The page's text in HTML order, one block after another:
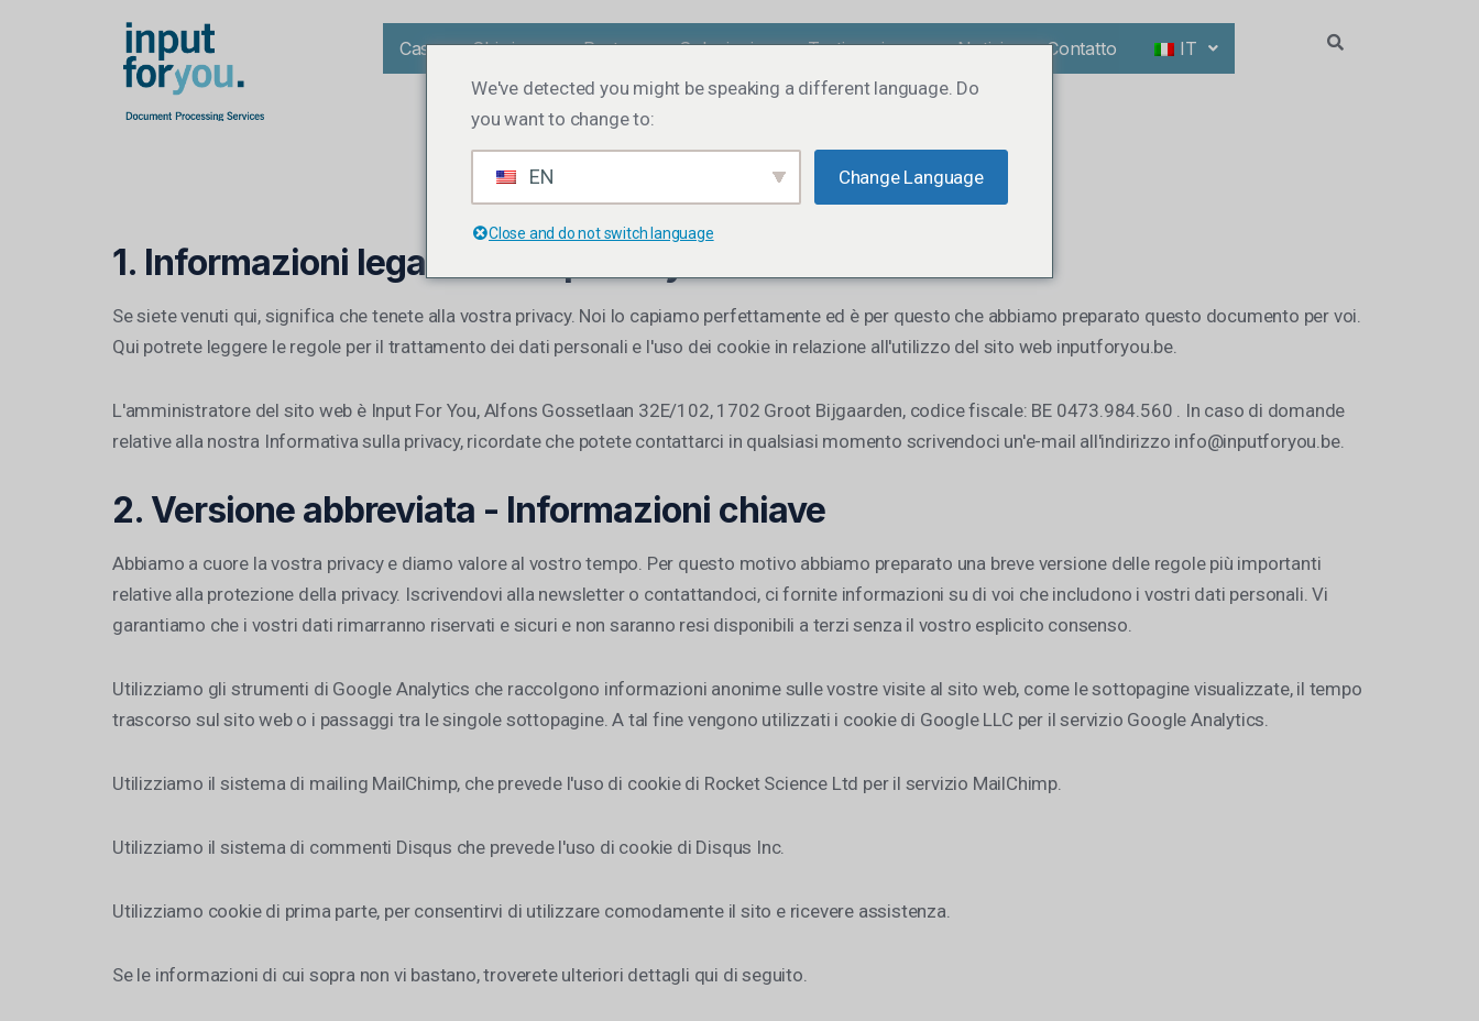
Casa Chi siamo Partner Soluzioni Testimonianze Notizie Contatto IT
1. Informazioni legali e sulla privacy
Se siete venuti qui, significa che tenete alla vostra privacy. Noi lo capiamo perfettamente ed è per questo che abbiamo preparato questo documento per voi.
Qui potrete leggere le regole per il trattamento dei dati personali e l'uso dei cookie in relazione all'utilizzo del sito web inputforyou.be.
L'amministratore del sito web è Input For You, Alfons Gossetlaan 32E/102, 1702 Groot Bijgaarden, codice fiscale: BE 0473.984.560 . In caso di domande
relative alla nostra Informativa sulla privacy, ricordate che potete contattarci in qualsiasi momento scrivendoci un'e-mail all'indirizzo info@inputforyou.be.
2. Versione abbreviata - Informazioni chiave
Abbiamo a cuore la vostra privacy e diamo valore al vostro tempo. Per questo motivo abbiamo preparato una breve versione delle regole più importanti
relative alla protezione della privacy. Iscrivendovi alla newsletter o contattandoci, ci fornite informazioni su di voi che includono i vostri dati personali. Vi
garantiamo che i vostri dati rimarranno riservati e sicuri e non saranno resi disponibili a terzi senza il vostro esplicito consenso.
Utilizziamo gli strumenti di Google Analytics che raccolgono informazioni anonime sulle vostre visite al sito web, come le sottopagine visualizzate, il tempo
trascorso sul sito web o i passaggi tra le singole sottopagine. A tal fine vengono utilizzati i cookie di Google LLC per il servizio Google Analytics.
Utilizziamo il sistema di mailing MailChimp, che prevede l'uso di cookie di Rocket Science Ltd per il servizio MailChimp.
Utilizziamo il sistema di commenti Disqus che prevede l'uso di cookie di Disqus Inc.
Utilizziamo cookie di prima parte, per consentirvi di utilizzare comodamente il sito e ricevere assistenza.
Se le informazioni di cui sopra non vi bastano, troverete ulteriori dettagli qui di seguito.
We've detected you might be speaking a different language. Do
you want to change to:
EN Change Language
Close and do not switch language